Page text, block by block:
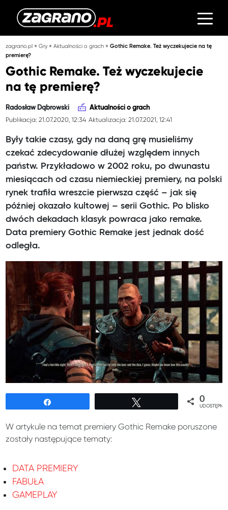
zagrano.pl »Gry»Aktualności o grach »Gothic Remake. Też wyczekujecie na tę
premierę?
Gothic Remake. Też wyczekujecie
na tę premierę?
Radosław Dąbrowski Aktualności o grach
Publikacja: 21.07.2020, 12:34 Aktualizacja: 21.07.2021, 12:41
Były takie czasy, gdy na daną grę musieliśmy
czekać zdecydowanie dłużej względem innych
państw. Przykładowo w 2002 roku, po dwunastu
miesiącach od czasu niemieckiej premiery, na polski
rynek trafiła wreszcie pierwsza część – jak się
później okazało kultowej – serii Gothic. Po blisko
dwóch dekadach klasyk powraca jako remake.
Data premiery Gothic Remake jest jednak dość
odległa.
0
W artykule na temat premiery Gothic Remake poruszone
zostały następujące tematy:
DATA PREMIERY
FABUŁA
GAMEPLAY